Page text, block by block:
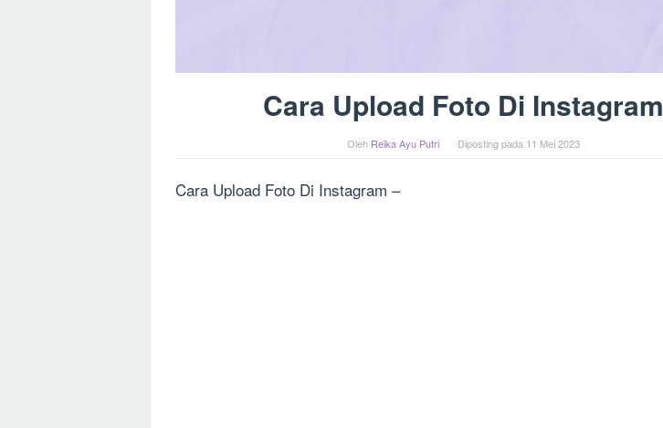
Cara Upload Foto Di Instagram
Oleh Reika Ayu Putri Diposting pada 11 Mei 2023
Cara Upload Foto Di Instagram –